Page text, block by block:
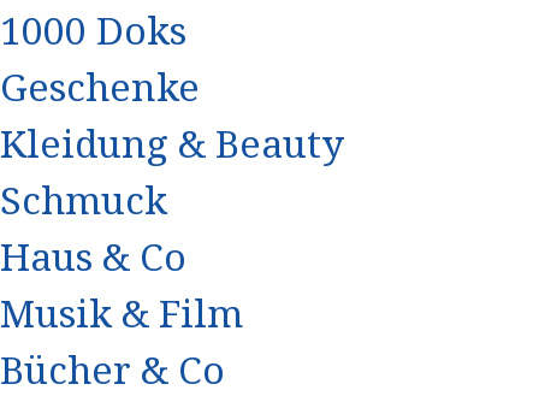
1000 Doks
Geschenke
Kleidung & Beauty
Schmuck
Haus & Co
Musik & Film
Bücher & Co